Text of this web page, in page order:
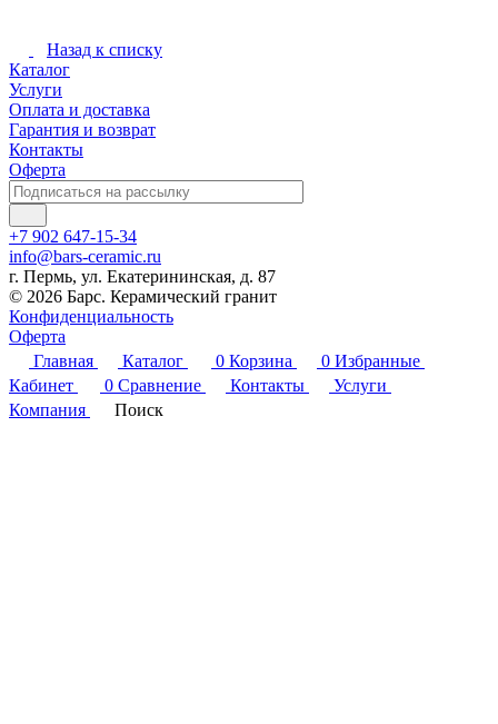
Назад к списку
Каталог
Услуги
Оплата и доставка
Гарантия и возврат
Контакты
Оферта
+7 902 647-15-34
info@bars-ceramic.ru
г. Пермь, ул. Екатерининская, д. 87
© 2026 Барс. Керамический гранит
Конфиденциальность
Оферта
Главная
Каталог 0 Корзина 0 Избранные
Кабинет
0 Сравнение Контакты
Услуги
Компания
Поиск